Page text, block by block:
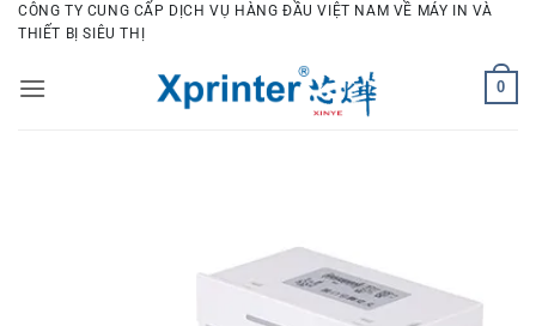
Bỏ
qua
dung
CÔNG TY CUNG CẤP DỊCH VỤ HÀNG ĐẦU VIỆT NAM VỀ MÁY IN VÀ
THIẾT BỊ SIÊU THỊ
0